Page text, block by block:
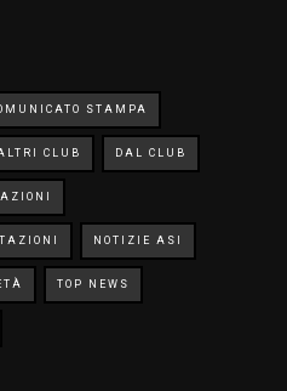
STAMPA
CLUB DAL CLUB
NOTIZIE ASI
TOP NEWS